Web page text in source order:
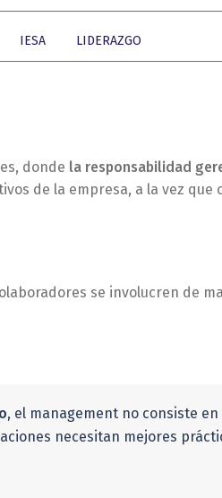
IESA LIDERAZGO
donde la responsabilidad
de la empresa, a la vez que
se involucren de
, el management no consiste
necesitan mejores